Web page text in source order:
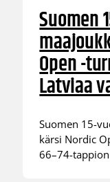
Suomen
Open -
Latviaa
Suomen 15-
kärsi Nordic
66–74-